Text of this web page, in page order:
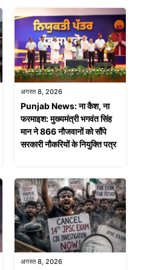
अगस्त 8, 2026
Punjab News: ना कैश, ना
फरमाइश: मुख्यमंत्री भगवंत सिंह
मान ने 866 नौजवानों को सौंपे
सरकारी नौकरियों के नियुक्ति पत्र
अगस्त 8, 2026